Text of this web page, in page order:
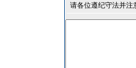
请各位遵纪守法并注